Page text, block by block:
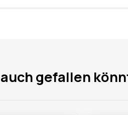
gefallen